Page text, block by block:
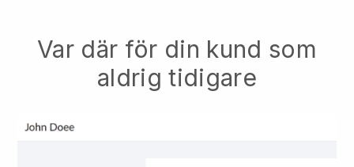
Var där för din kund som
aldrig tidigare